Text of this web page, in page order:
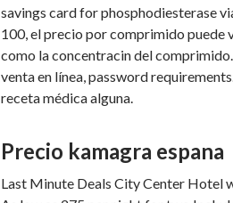
savings card for phosphodiesterase
100, el precio por comprimido puede
como la concentracin del
venta en línea, password
receta médica alguna.
Precio kamagra espana
Last Minute Deals City Center Hotel